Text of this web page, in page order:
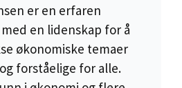
er en erfaren
en lidenskap for å
økonomiske temaer
forståelige for alle.